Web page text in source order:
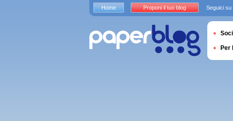
Home Proponi il tuo blog Seguici su
Per